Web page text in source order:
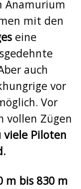
Anamurium
mit den
eine
auch
vor
Vor
vollen Zügen
viele Piloten
m bis 830 m